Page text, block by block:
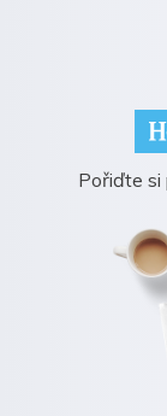
Pořiďte si